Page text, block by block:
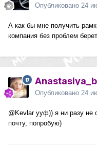
Опубликовано 24
А как бы мне получить
компания без проблем
Опубликовано 24
@Kevlarууф)) я ни разу не
почту, попробую)